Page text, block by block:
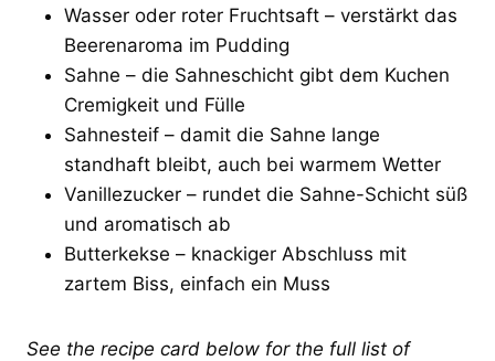
Wasser oder roter Fruchtsaft – verstärkt das
Beerenaroma im Pudding
Sahne – die Sahneschicht gibt dem Kuchen
Cremigkeit und Fülle
Sahnesteif – damit die Sahne lange
standhaft bleibt, auch bei warmem Wetter
Vanillezucker – rundet die Sahne-Schicht süß
und aromatisch ab
Butterkekse – knackiger Abschluss mit
zartem Biss, einfach ein Muss
See the recipe card below for the full list of